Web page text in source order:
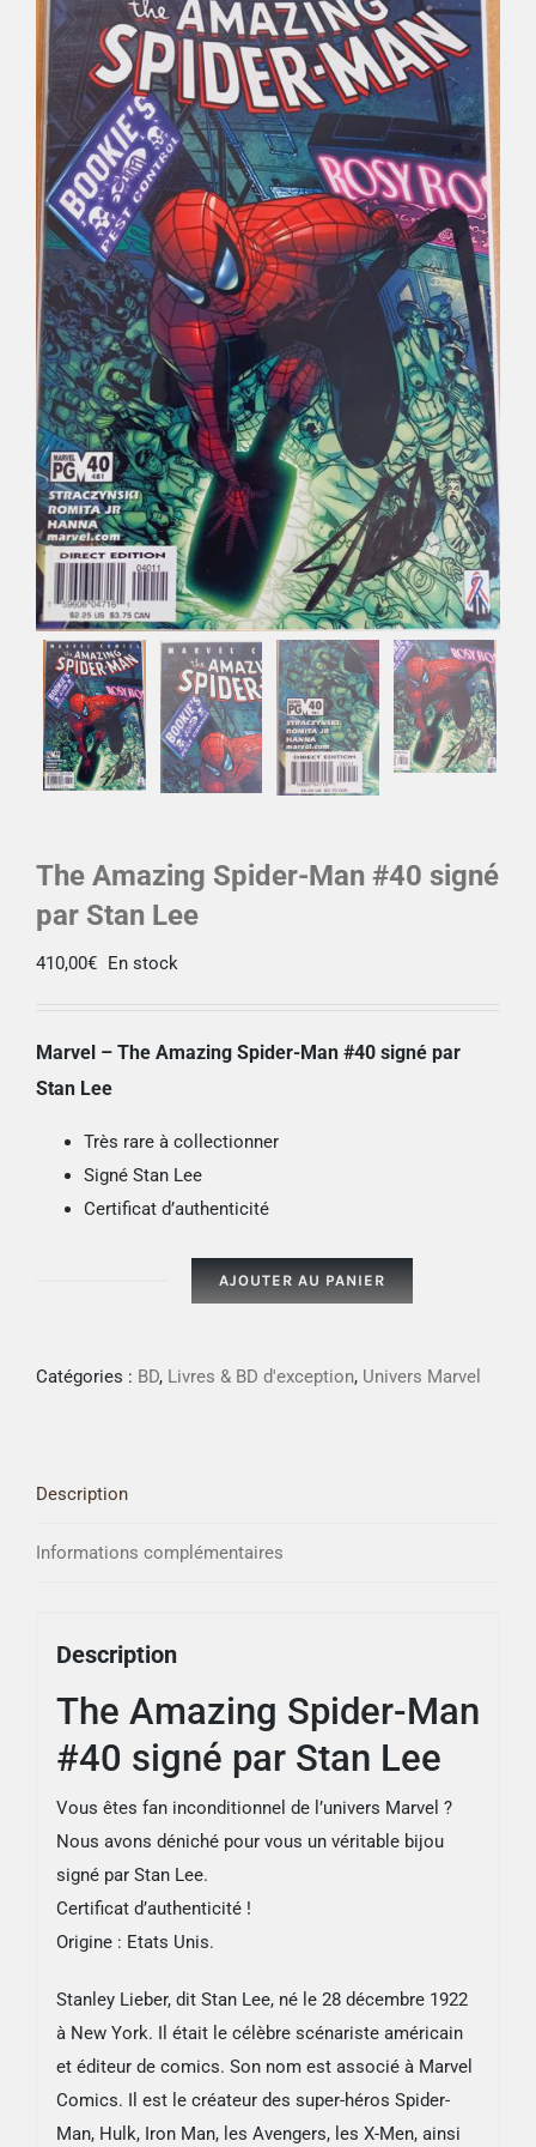
Déco
Pub
Livres & BD
Jeux & Jouets
Son & Cinéma
Singularités
The Amazing Spider-Man #40 signé
par Stan Lee
410,00€ En stock
Marvel – The Amazing Spider-Man #40 signé par
Stan Lee
Très rare à collectionner
Signé Stan Lee
Certificat d’authenticité
#40
par
AJOUTER AU PANIER
Catégories : BD, Livres & BD d'exception, Univers Marvel
Description
Informations complémentaires
Description
The Amazing Spider-Man
#40 signé par Stan Lee
Vous êtes fan inconditionnel de l’univers Marvel ?
Nous avons déniché pour vous un véritable bijou
signé par Stan Lee.
Certificat d’authenticité !
Origine : Etats Unis.
Stanley Lieber, dit Stan Lee, né le 28 décembre 1922
à New York. Il était le célèbre scénariste américain
et éditeur de comics. Son nom est associé à Marvel
Comics. Il est le créateur des super-héros Spider-
Man, Hulk, Iron Man, les Avengers, les X-Men, ainsi